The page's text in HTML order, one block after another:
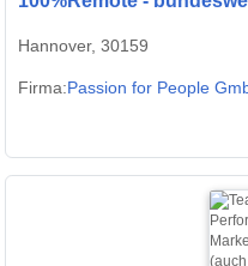
Hannover, 30159
Firma:Passion for People